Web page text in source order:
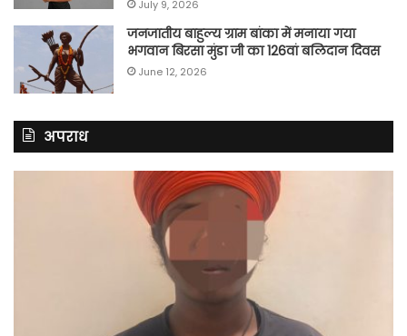
July 9, 2026
जनजातीय बाहुल्य ग्राम बांका में मनाया गया
भगवान बिरसा मुंडा जी का 126वां बलिदान दिवस
June 12, 2026
अपराध